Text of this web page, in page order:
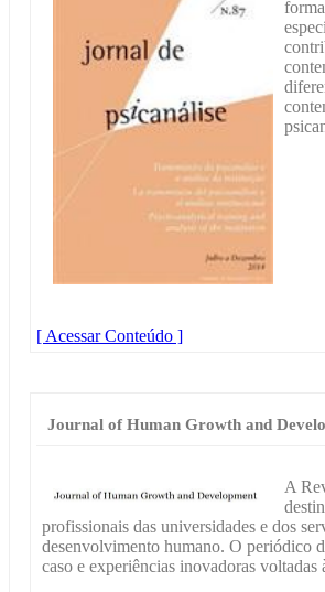
[ Acessar Conteúdo ]
Journal of Human Growth and
A
profissionais das universidades e dos
desenvolvimento humano. O periódico
caso e experiências inovadoras voltadas